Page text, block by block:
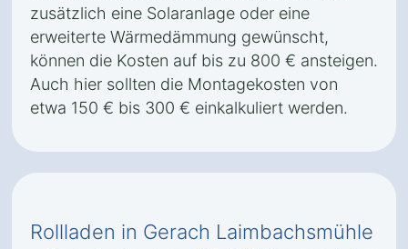
zusätzlich eine Solaranlage oder eine
erweiterte Wärmedämmung gewünscht,
können die Kosten auf bis zu 800 € ansteigen.
Auch hier sollten die Montagekosten von
etwa 150 € bis 300 € einkalkuliert werden.
Rollladen in Gerach Laimbachsmühle